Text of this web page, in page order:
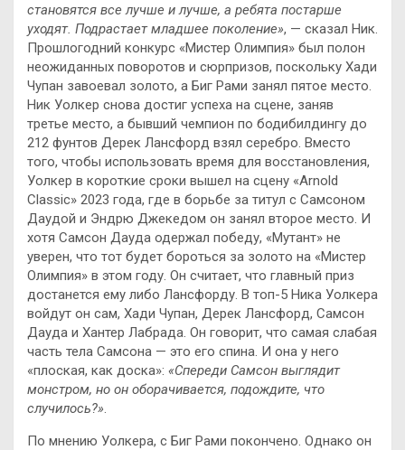
становятся все лучше и лучше, а ребята постарше
уходят. Подрастает младшее поколение», — сказал Ник.
Прошлогодний конкурс «Мистер Олимпия» был полон
неожиданных поворотов и сюрпризов, поскольку Хади
Чупан завоевал золото, а Биг Рами занял пятое место.
Ник Уолкер снова достиг успеха на сцене, заняв
третье место, а бывший чемпион по бодибилдингу до
212 фунтов Дерек Лансфорд взял серебро. Вместо
того, чтобы использовать время для восстановления,
Уолкер в короткие сроки вышел на сцену «Arnold
Classic» 2023 года, где в борьбе за титул с Самсоном
Даудой и Эндрю Джекедом он занял второе место. И
хотя Самсон Дауда одержал победу, «Мутант» не
уверен, что тот будет бороться за золото на «Мистер
Олимпия» в этом году. Он считает, что главный приз
достанется ему либо Лансфорду. В топ-5 Ника Уолкера
войдут он сам, Хади Чупан, Дерек Лансфорд, Самсон
Дауда и Хантер Лабрада. Он говорит, что самая слабая
часть тела Самсона — это его спина. И она у него
«плоская, как доска»: «Спереди Самсон выглядит
монстром, но он оборачивается, подождите, что
случилось?».
По мнению Уолкера, с Биг Рами покончено. Однако он